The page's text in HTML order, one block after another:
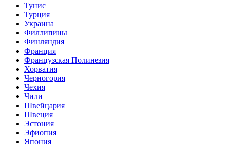
Тунис
Турция
Украина
Филлипины
Финляндия
Франция
Французская Полинезия
Хорватия
Черногория
Чехия
Чили
Швейцария
Швеция
Эстония
Эфиопия
Япония